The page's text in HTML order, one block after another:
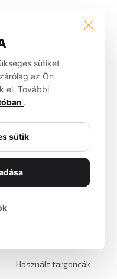
sütiket
az Ön
el. További
.
sütik
Iparágak
Használt targoncák